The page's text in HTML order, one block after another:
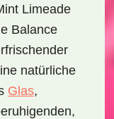
Limeade
Balance
natürliche
Glas,